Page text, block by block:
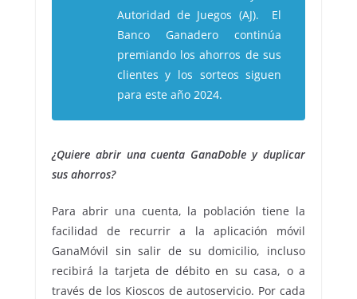
Autoridad de Juegos (AJ). El
Banco Ganadero continúa
premiando los ahorros de sus
clientes y los sorteos siguen
para este año 2024.
¿Quiere abrir una cuenta GanaDoble y duplicar
sus ahorros?
Para abrir una cuenta, la población tiene la
facilidad de recurrir a la aplicación móvil
GanaMóvil sin salir de su domicilio, incluso
recibirá la tarjeta de débito en su casa, o a
través de los Kioscos de autoservicio. Por cada